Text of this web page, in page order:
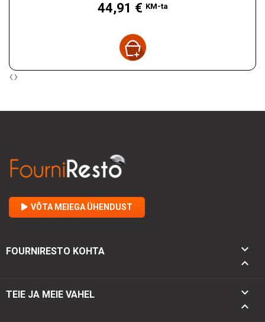
44,91 € KM-ta
‹›
VÕTA MEIEGA ÜHENDUST
FOURNIRESTO KOHTA


TEIE JA MEIE VAHEL

